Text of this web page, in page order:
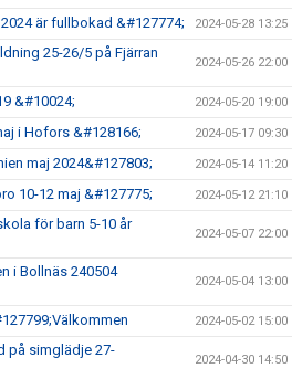
är fullbokad &#127774; 2024-05-28 13:25
25-26/5 på Fjärran
2024-05-26 22:00
&#10024; 2024-05-20 19:00
i Hofors &#128166; 2024-05-17 09:30
maj 2024&#127803; 2024-05-14 11:20
10-12 maj &#127775; 2024-05-12 21:10
för barn 5-10 år
2024-05-07 22:00
i Bollnäs 240504
2024-05-04 13:00
2024-05-02 15:00
på simglädje 27-
2024-04-30 14:50